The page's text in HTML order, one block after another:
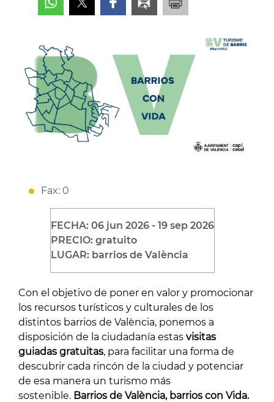
Fax: 0
FECHA: 06 jun 2026 - 19 sep 2026
PRECIO: gratuito
LUGAR: barrios de València
Con el objetivo de poner en valor y promocionar
los recursos turísticos y culturales de los
distintos barrios de València, ponemos a
disposición de la ciudadanía estas visitas
guiadas gratuitas, para facilitar una forma de
descubrir cada rincón de la ciudad y potenciar
de esa manera un turismo más
sostenible. Barrios de València, barrios con Vida.